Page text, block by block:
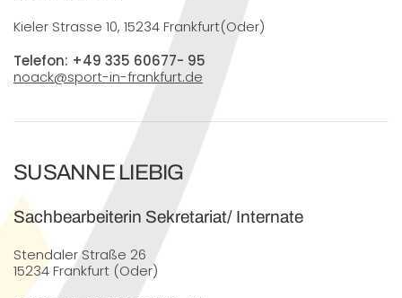
Kieler Strasse 10, 15234 Frankfurt(Oder)
Telefon: +49 335 60677- 95
noack@sport-in-frankfurt.de
SUSANNE LIEBIG
Sachbearbeiterin Sekretariat/ Internate
Stendaler Straße 26
15234 Frankfurt (Oder)